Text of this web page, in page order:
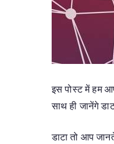
इस पोस्ट में हम
साथ ही जानेंगे
डाटा तो आप